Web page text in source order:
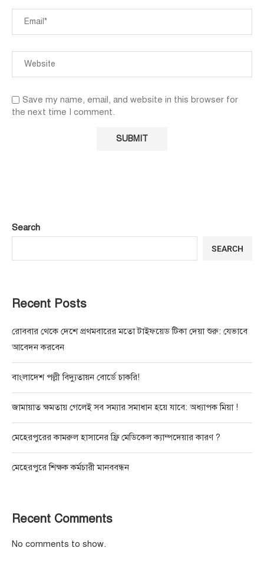
Save my name, email, and website in this browser for
the next time I comment.
Search
SEARCH
Recent Posts
রোববার থেকে দেশে প্রথমবারের মতো টাইফয়েড টিকা দেয়া শুরু: যেভাবে
আবেদন করবেন
বাংলাদেশ পল্লী বিদ্যুতায়ন বোর্ডে চাকরি!
জামায়াত ক্ষমতায় গেলেই সব সম্যার সমাধান হয়ে যাবে: অধ্যাপক মিয়া !
মেহেরপুরের কামরুল হাসানের ফ্রি মেডিকেল ক্যাম্পদেয়ার কারণ ?
মেহেরপুরে শিক্ষক কর্মচারী মানববন্ধন
Recent Comments
No comments to show.